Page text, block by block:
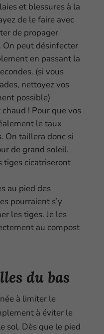
et blessures à la
de le faire avec
de propager
On peut désinfecter
en passant la
(si vous
nettoyez vos
possible)
! Pour que vos
le taux
On taillera donc si
de grand soleil.
tiges cicatriseront
au pied des
pourraient s’y
les tiges. Je les
au compost
du bas
à limiter le
à éviter le
sol. Dès que le pied